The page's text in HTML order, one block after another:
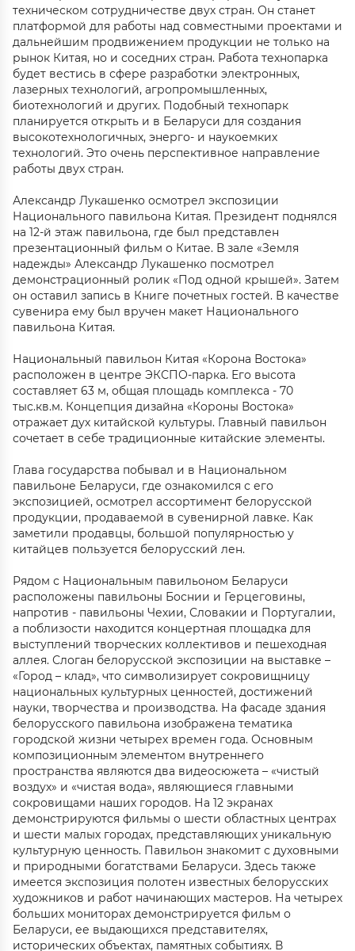
техническом сотрудничестве двух стран. Он станет
платформой для работы над совместными проектами и
дальнейшим продвижением продукции не только на
рынок Китая, но и соседних стран. Работа технопарка
будет вестись в сфере разработки электронных,
лазерных технологий, агропромышленных,
биотехнологий и других. Подобный технопарк
планируется открыть и в Беларуси для создания
высокотехнологичных, энерго- и наукоемких
технологий. Это очень перспективное направление
работы двух стран.
Александр Лукашенко осмотрел экспозиции
Национального павильона Китая. Президент поднялся
на 12-й этаж павильона, где был представлен
презентационный фильм о Китае. В зале «Земля
надежды» Александр Лукашенко посмотрел
демонстрационный ролик «Под одной крышей». Затем
он оставил запись в Книге почетных гостей. В качестве
сувенира ему был вручен макет Национального
павильона Китая.
Национальный павильон Китая «Корона Востока»
расположен в центре ЭКСПО-парка. Его высота
составляет 63 м, общая площадь комплекса - 70
тыс.кв.м. Концепция дизайна «Короны Востока»
отражает дух китайской культуры. Главный павильон
сочетает в себе традиционные китайские элементы.
Глава государства побывал и в Национальном
павильоне Беларуси, где ознакомился с его
экспозицией, осмотрел ассортимент белорусской
продукции, продаваемой в сувенирной лавке. Как
заметили продавцы, большой популярностью у
китайцев пользуется белорусский лен.
Рядом с Национальным павильоном Беларуси
расположены павильоны Боснии и Герцеговины,
напротив - павильоны Чехии, Словакии и Португалии,
а поблизости находится концертная площадка для
выступлений творческих коллективов и пешеходная
аллея. Слоган белорусской экспозиции на выставке –
«Город – клад», что символизирует сокровищницу
национальных культурных ценностей, достижений
науки, творчества и производства. На фасаде здания
белорусского павильона изображена тематика
городской жизни четырех времен года. Основным
композиционным элементом внутреннего
пространства являются два видеосюжета – «чистый
воздух» и «чистая вода», являющиеся главными
сокровищами наших городов. На 12 экранах
демонстрируются фильмы о шести областных центрах
и шести малых городах, представляющих уникальную
культурную ценность. Павильон знакомит с духовными
и природными богатствами Беларуси. Здесь также
имеется экспозиция полотен известных белорусских
художников и работ начинающих мастеров. На четырех
больших мониторах демонстрируется фильм о
Беларуси, ее выдающихся представителях,
исторических объектах, памятных событиях. В